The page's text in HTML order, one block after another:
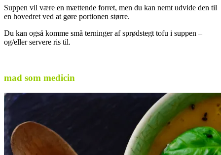
Suppen vil være en mættende forret, men du kan nemt udvide den til
en hovedret ved at gøre portionen større.
Du kan også komme små terninger af sprødstegt tofu i suppen –
og/eller servere ris til.
mad som medicin